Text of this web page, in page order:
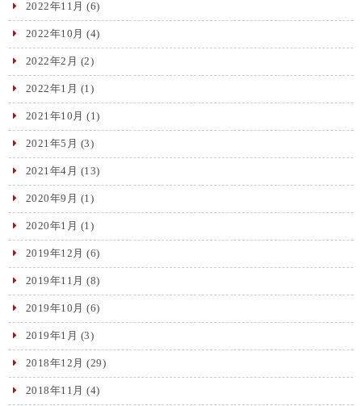
2022年11月 (6)
2022年10月 (4)
2022年2月 (2)
2022年1月 (1)
2021年10月 (1)
2021年5月 (3)
2021年4月 (13)
2020年9月 (1)
2020年1月 (1)
2019年12月 (6)
2019年11月 (8)
2019年10月 (6)
2019年1月 (3)
2018年12月 (29)
2018年11月 (4)